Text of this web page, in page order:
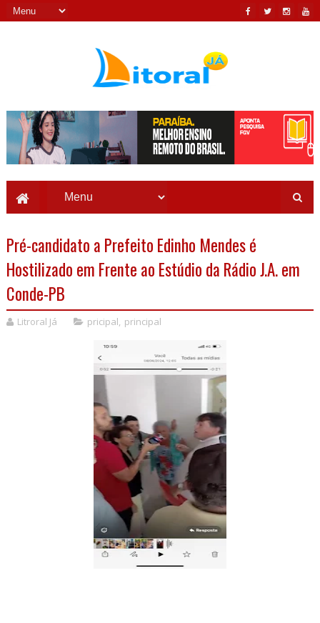
Pré-candidato a Prefeito Edinho Mendes é
Hostilizado em Frente ao Estúdio da Rádio J.A. em
Conde-PB
Litroral Já pricipal, principal